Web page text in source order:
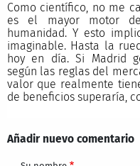
Como científico, no me
es el mayor motor
humanidad. Y esto
imaginable. Hasta la
hoy en día. Si Madrid
según las reglas del
valor que realmente
de beneficios superaría,
Añadir nuevo comentario